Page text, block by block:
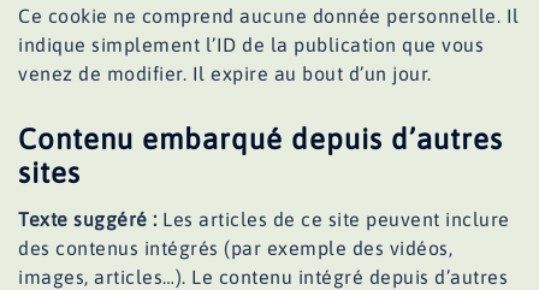
Ce cookie ne comprend aucune donnée personnelle. Il
indique simplement l’ID de la publication que vous
venez de modifier. Il expire au bout d’un jour.
Contenu embarqué depuis d’autres
sites
Texte suggéré : Les articles de ce site peuvent inclure
des contenus intégrés (par exemple des vidéos,
images, articles…). Le contenu intégré depuis d’autres